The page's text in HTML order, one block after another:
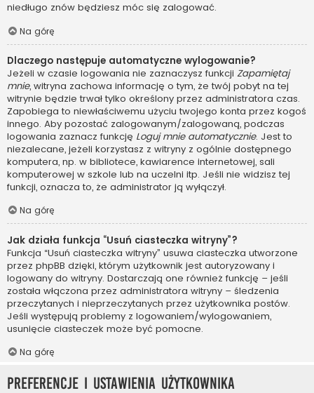
niedługo znów będziesz móc się zalogować.
Na górę
Dlaczego następuje automatyczne wylogowanie?
Jeżeli w czasie logowania nie zaznaczysz funkcji Zapamiętaj
mnie, witryna zachowa informację o tym, że twój pobyt na tej
witrynie będzie trwał tylko określony przez administratora czas.
Zapobiega to niewłaściwemu użyciu twojego konta przez kogoś
innego. Aby pozostać zalogowanym/zalogowaną, podczas
logowania zaznacz funkcję Loguj mnie automatycznie. Jest to
niezalecane, jeżeli korzystasz z witryny z ogólnie dostępnego
komputera, np. w bibliotece, kawiarence internetowej, sali
komputerowej w szkole lub na uczelni itp. Jeśli nie widzisz tej
funkcji, oznacza to, że administrator ją wyłączył.
Na górę
Jak działa funkcja “Usuń ciasteczka witryny”?
Funkcja “Usuń ciasteczka witryny” usuwa ciasteczka utworzone
przez phpBB dzięki, którym użytkownik jest autoryzowany i
logowany do witryny. Dostarczają one również funkcję – jeśli
została włączona przez administratora witryny – śledzenia
przeczytanych i nieprzeczytanych przez użytkownika postów.
Jeśli występują problemy z logowaniem/wylogowaniem,
usunięcie ciasteczek może być pomocne.
Na górę
Preferencje i ustawienia użytkownika